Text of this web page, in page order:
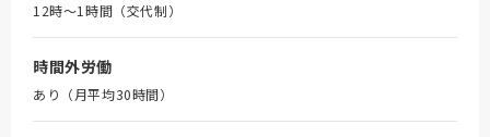
12時～1時間（交代制）
時間外労働
あり（月平均30時間）